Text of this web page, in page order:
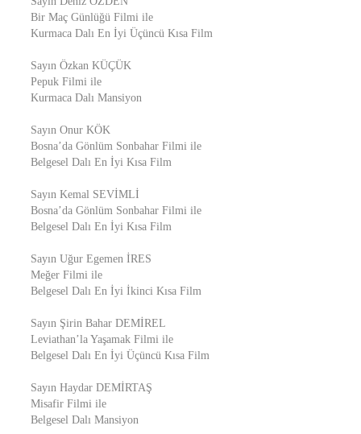
Bir Maç Günlüğü Filmi ile
Kurmaca Dalı En İyi Üçüncü Kısa Film
Sayın Özkan KÜÇÜK
Pepuk Filmi ile
Kurmaca Dalı Mansiyon
Sayın Onur KÖK
Bosna’da Gönlüm Sonbahar Filmi ile
Belgesel Dalı En İyi Kısa Film
Sayın Kemal SEVİMLİ
Bosna’da Gönlüm Sonbahar Filmi ile
Belgesel Dalı En İyi Kısa Film
Sayın Uğur Egemen İRES
Meğer Filmi ile
Belgesel Dalı En İyi İkinci Kısa Film
Sayın Şirin Bahar DEMİREL
Leviathan’la Yaşamak Filmi ile
Belgesel Dalı En İyi Üçüncü Kısa Film
Sayın Haydar DEMİRTAŞ
Misafir Filmi ile
Belgesel Dalı Mansiyon